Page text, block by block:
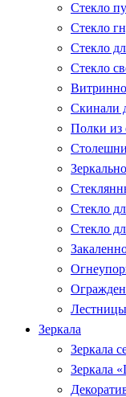
Стекло
Стекло
Стекло
Стекло
Скинали
Полки из
Стекло
Стекло
Лестницы
Зеркала
Зеркала